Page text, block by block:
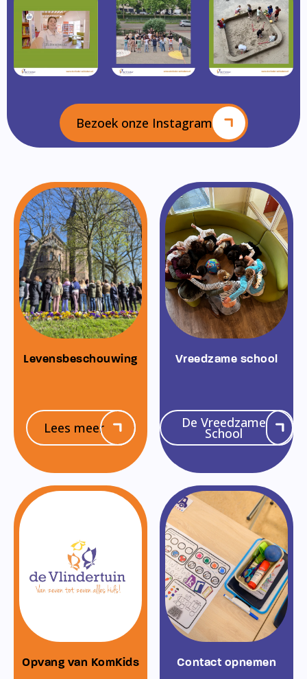
Bezoek onze Instagram
Levensbeschouwing
Lees meer
Vreedzame school
De Vreedzame
School
Opvang van KomKids Contact opnemen